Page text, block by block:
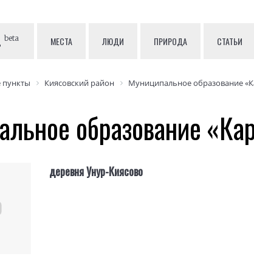
beta МЕСТА ЛЮДИ ПРИРОДА СТАТЬИ
пункты Киясовский район Муниципальное образование
образование
деревня Унур-Киясово